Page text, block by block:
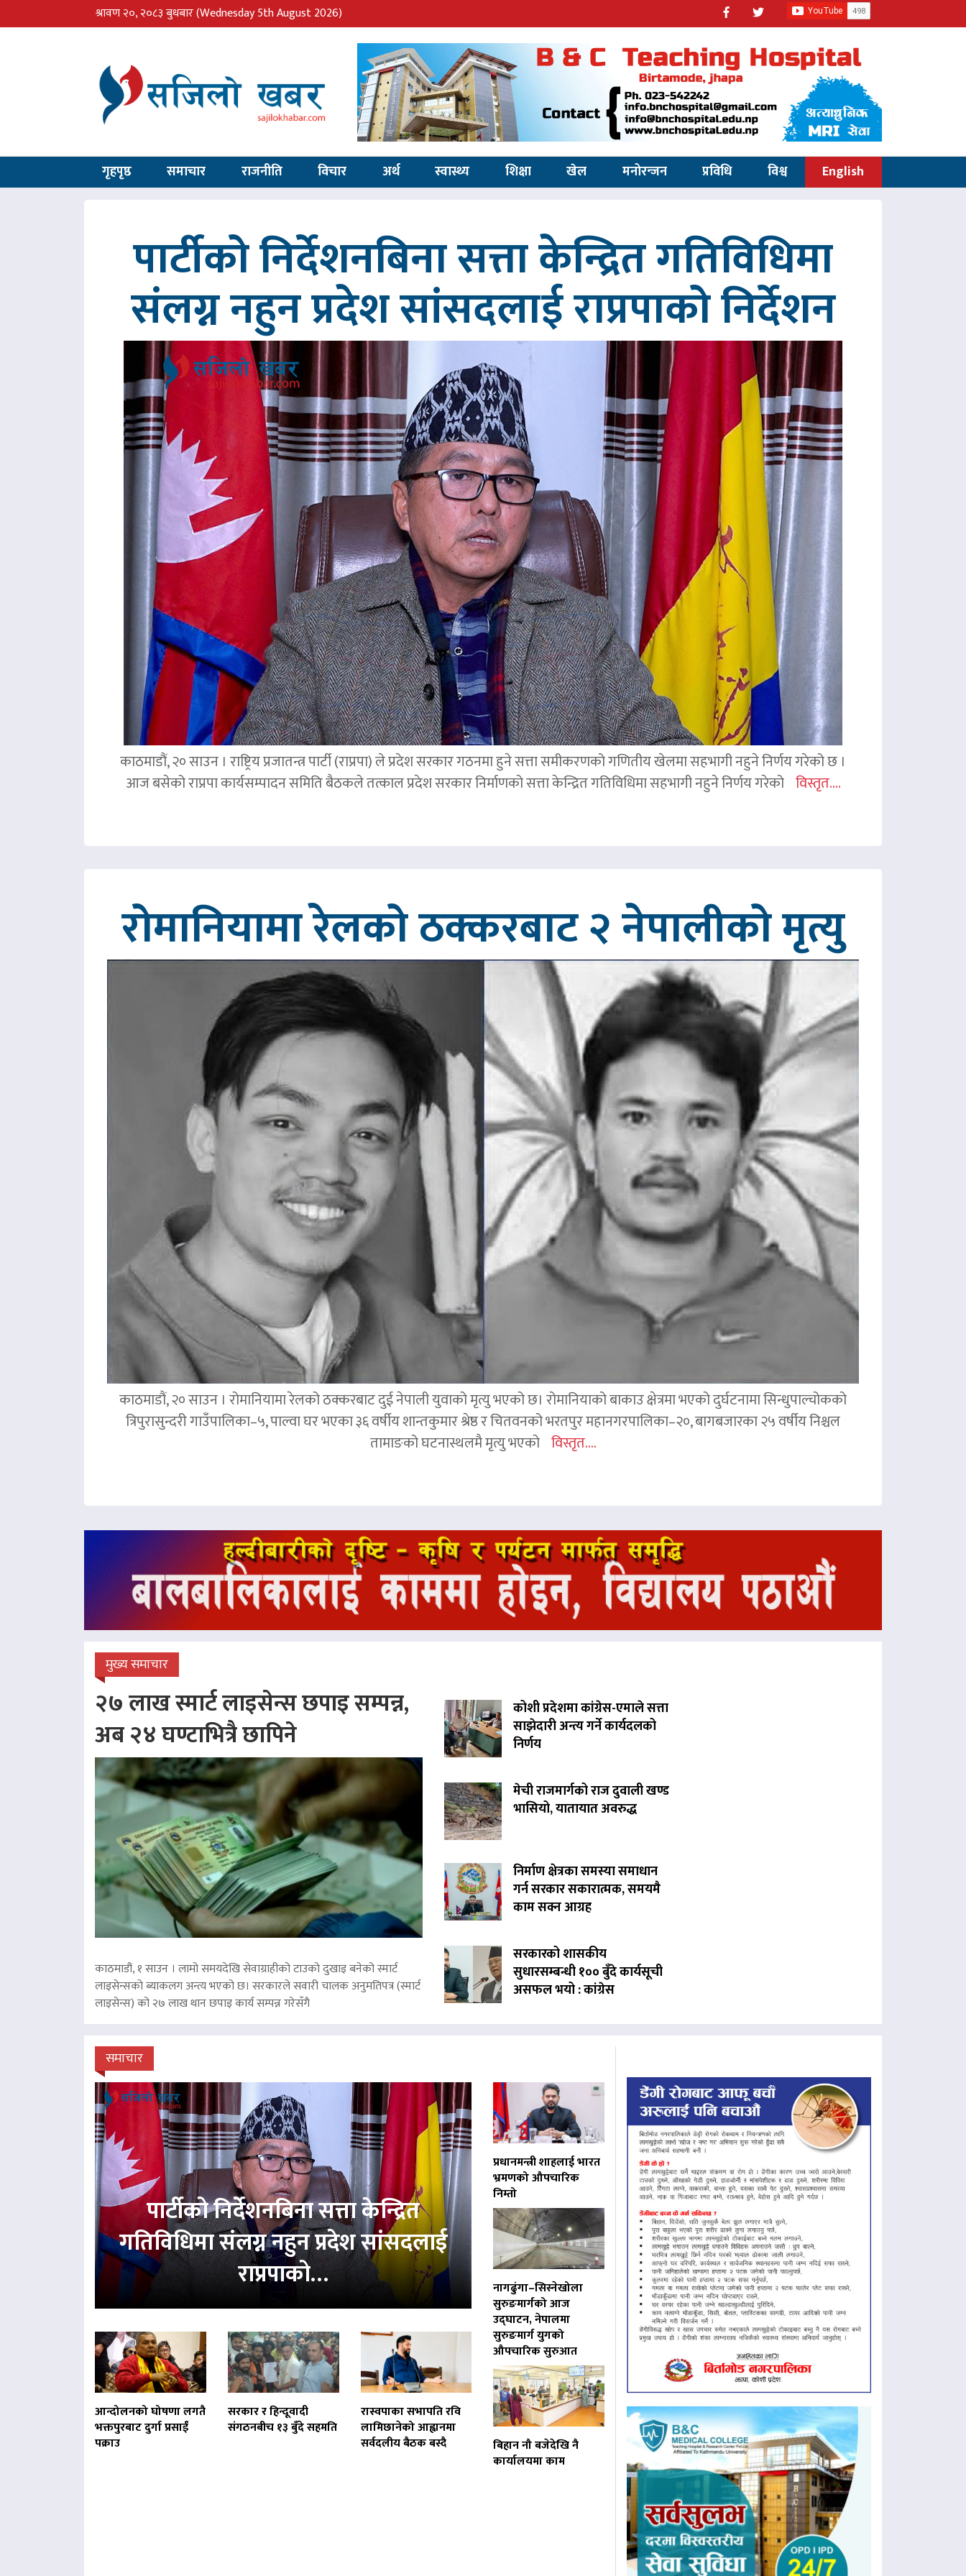
श्रावण २०, २०८३ बुधबार(Wednesday 5th August 2026)
गृहपृष्ठ समाचार राजनीति विचार अर्थ स्वास्थ्य शिक्षा खेल मनोरन्जन प्रविधि विश्व English
पार्टीको निर्देशनबिना सत्ता केन्द्रित गतिविधिमा
संलग्न नहुन प्रदेश सांसदलाई राप्रपाको निर्देशन
काठमाडौं, २० साउन । राष्ट्रिय प्रजातन्त्र पार्टी (राप्रपा) ले प्रदेश सरकार गठनमा हुने सत्ता समीकरणको गणितीय खेलमा सहभागी नहुने निर्णय गरेको छ ।
आज बसेको राप्रपा कार्यसम्पादन समिति बैठकले तत्काल प्रदेश सरकार निर्माणको सत्ता केन्द्रित गतिविधिमा सहभागी नहुने निर्णय गरेको विस्तृत....
रोमानियामा रेलको ठक्करबाट २ नेपालीको मृत्यु
काठमाडौं, २० साउन । रोमानियामा रेलको ठक्करबाट दुई नेपाली युवाको मृत्यु भएको छ। रोमानियाको बाकाउ क्षेत्रमा भएको दुर्घटनामा सिन्धुपाल्चोकको
त्रिपुरासुन्दरी गाउँपालिका–५, पाल्वा घर भएका ३६ वर्षीय शान्तकुमार श्रेष्ठ र चितवनको भरतपुर महानगरपालिका–२०, बागबजारका २५ वर्षीय निश्चल
तामाङको घटनास्थलमै मृत्यु भएको विस्तृत....
मुख्य समाचार
२७ लाख स्मार्ट लाइसेन्स छपाइ सम्पन्न,
अब २४ घण्टाभित्रै छापिने
काठमाडौं, १ साउन । लामो समयदेखि सेवाग्राहीको टाउको दुखाइ बनेको स्मार्ट
लाइसेन्सको ब्याकलग अन्त्य भएको छ। सरकारले सवारी चालक अनुमतिपत्र (स्मार्ट
लाइसेन्स) को २७ लाख थान छपाइ कार्य सम्पन्न गरेसँगै
कोशी प्रदेशमा कांग्रेस-एमाले सत्ता
साझेदारी अन्त्य गर्ने कार्यदलको
निर्णय
मेची राजमार्गको राज दुवाली खण्ड
भासियो, यातायात अवरुद्ध
निर्माण क्षेत्रका समस्या समाधान
गर्न सरकार सकारात्मक, समयमै
काम सक्न आग्रह
सरकारको शासकीय
सुधारसम्बन्धी १०० बुँदे कार्यसूची
असफल भयो : कांग्रेस
समाचार
पार्टीको निर्देशनबिना सत्ता केन्द्रित
गतिविधिमा संलग्न नहुन प्रदेश सांसदलाई
राप्रपाको…
आन्दोलनको घोषणा लगतै
भक्तपुरबाट दुर्गा प्रसाईं
पक्राउ
सरकार र हिन्दूवादी
संगठनबीच १३ बुँदे सहमति
रास्वपाका सभापति रवि
लामिछानेको आह्वानमा
सर्वदलीय बैठक बस्दै
प्रधानमन्त्री शाहलाई भारत
भ्रमणको औपचारिक
निम्तो
नागढुंगा–सिस्नेखोला
सुरुङमार्गको आज
उद्घाटन, नेपालमा
सुरुङमार्ग युगको
औपचारिक सुरुआत
बिहान नौ बजेदेखि नै
कार्यालयमा काम